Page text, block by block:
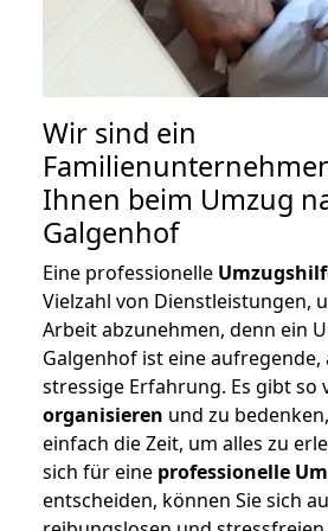
Wir sind ein
Ihnen beim Umzug
Galgenhof
Eine professionelle
Vielzahl von Dienstleistungen,
Arbeit abzunehmen, denn ein
Galgenhof ist eine aufregende,
stressige Erfahrung. Es gibt so
organisieren und zu
einfach die Zeit, um alles zu
sich für eine professionelle
entscheiden, können Sie sich